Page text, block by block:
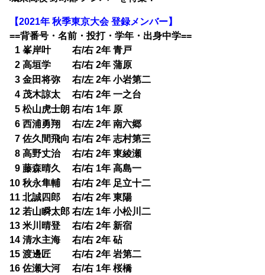
【2021年 秋季東京大会 登録メンバー】
==背番号・名前・投打・学年・出身中学==
1 峯岸叶 右/右 2年 青戸
02 高垣学 右/右 2年 蒲原
03 金田将弥 右/左 2年 小岩第二
04 茂木諒太 右/右 2年 一之台
05 松山虎士朗 右/右 1年 原
06 西浦勇翔 右/左 2年 南六郷
07 佐久間飛向 右/右 2年 志村第三
08 高野丈治 右/右 2年 東綾瀬
09 藤森晴久 右/右 1年 高島一
10 秋永隼輔 右/右 2年 足立十二
11 北誠四郎 右/右 2年 東陽
12 若山瞬太郎 右/左 1年 小松川二
13 米川晴登 右/右 2年 新宿
14 清水主海 右/右 2年 砧
15 渡邊匠 右/右 2年 岩第二
16 佐瀬大河 右/右 1年 桜橋